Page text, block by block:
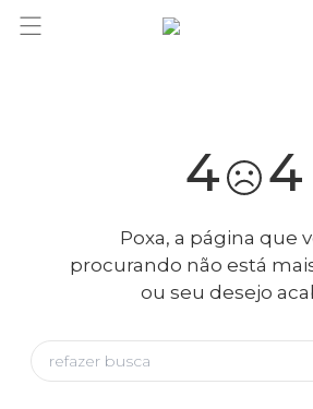
você merece 30% OFF pra comemorar
4 4
Poxa, a página que
procurando não está
ou seu desejo